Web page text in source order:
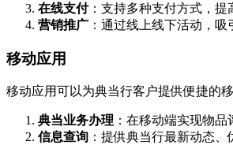
在线支付：支持多种支付方式，提
营销推广 ：通过线上线下活动，
移动应用
移动应用可以为典当行客户提供便捷的
典当业务办理 ：在移动端实现物
信息查询 ：提供典当行最新动态